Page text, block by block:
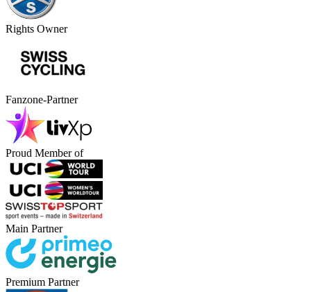
Rights Owner
Fanzone-Partner
Proud Member of
Main Partner
Premium Partner